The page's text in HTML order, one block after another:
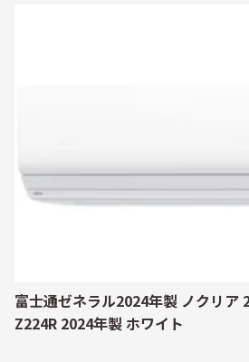
富士通ゼネラル2024年製 ノクリア
Z224R 2024年製 ホワイト